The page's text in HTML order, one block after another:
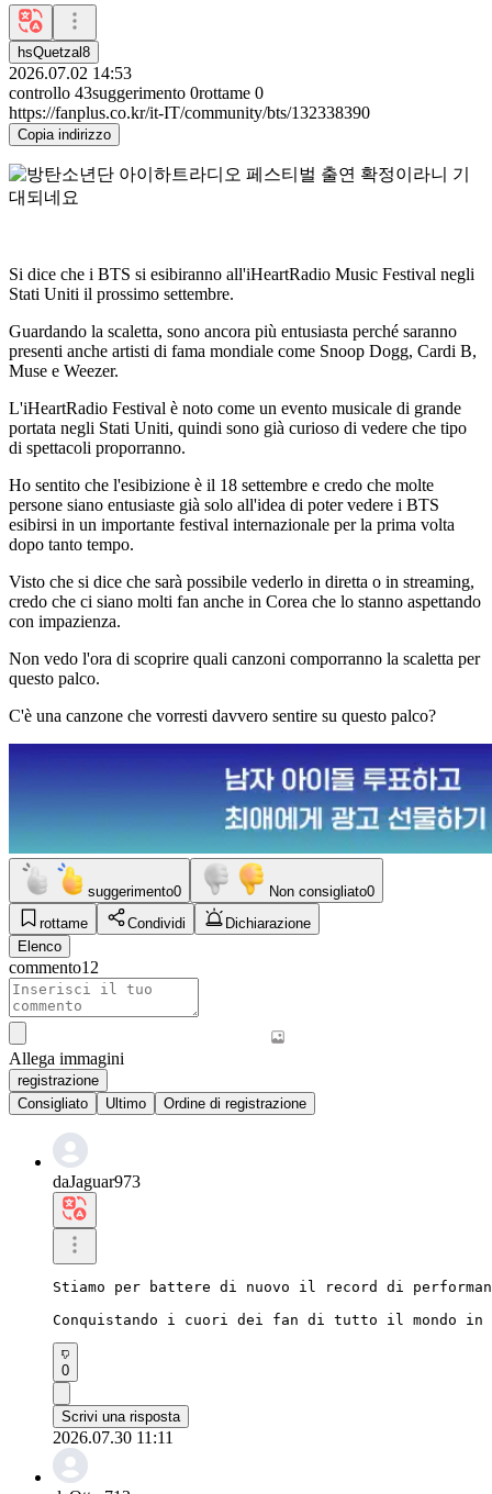
hsQuetzal8
2026.07.02 14:53
controllo 43suggerimento 0rottame 0
https://fanplus.co.kr/it-IT/community/bts/132338390
Copia indirizzo
Si dice che i BTS si esibiranno all'iHeartRadio Music Festival negli
Stati Uniti il ​​prossimo settembre.
Guardando la scaletta, sono ancora più entusiasta perché saranno
presenti anche artisti di fama mondiale come Snoop Dogg, Cardi B,
Muse e Weezer.
L'iHeartRadio Festival è noto come un evento musicale di grande
portata negli Stati Uniti, quindi sono già curioso di vedere che tipo
di spettacoli proporranno.
Ho sentito che l'esibizione è il 18 settembre e credo che molte
persone siano entusiaste già solo all'idea di poter vedere i BTS
esibirsi in un importante festival internazionale per la prima volta
dopo tanto tempo.
Visto che si dice che sarà possibile vederlo in diretta o in streaming,
credo che ci siano molti fan anche in Corea che lo stanno aspettando
con impazienza.
Non vedo l'ora di scoprire quali canzoni comporranno la scaletta per
questo palco.
C'è una canzone che vorresti davvero sentire su questo palco?
suggerimento0 Non consigliato0
rottame
Condividi
Dichiarazione
Elenco
commento12
Allega immagini
registrazione
Consigliato
Ultimo Ordine di registrazione
daJaguar973
Stiamo per battere di nuovo il record di
Conquistando i cuori dei fan di tutto il mondo in
0
Scrivi una risposta
2026.07.30 11:11